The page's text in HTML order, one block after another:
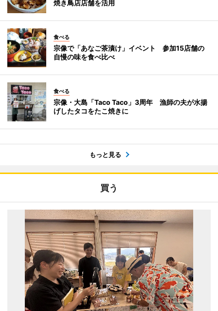
焼き鳥店店舗を活用
食べる
宗像で「あなご茶漬け」イベント 参加15店舗の
自慢の味を食べ比べ
食べる
宗像・大島「Taco Taco」3周年 漁師の夫が水揚
げしたタコをたこ焼きに
もっと見る
買う